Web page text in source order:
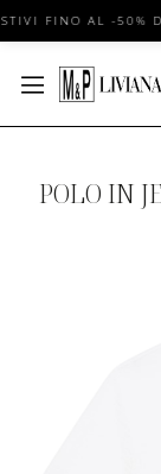
FINO AL -50%
POLO IN